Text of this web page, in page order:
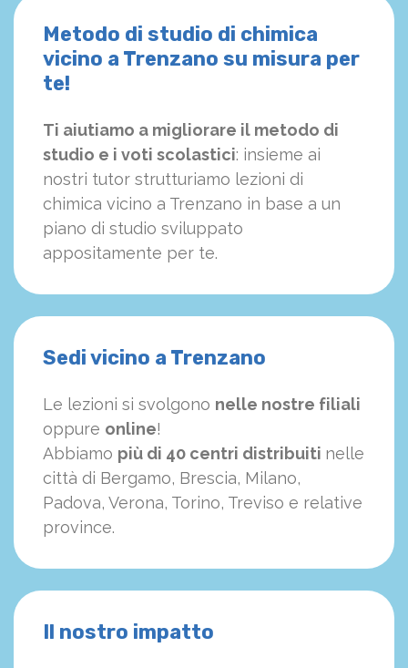
Metodo di studio di chimica
vicino a Trenzano su misura per
te!
Ti aiutiamo a migliorare il metodo di
studio e i voti scolastici: insieme ai
nostri tutor strutturiamo lezioni di
chimica vicino a Trenzano in base a un
piano di studio sviluppato
appositamente per te.
Sedi vicino a Trenzano
Le lezioni si svolgono nelle nostre filiali
oppure online!
Abbiamo più di 40 centri distribuiti nelle
città di Bergamo, Brescia, Milano,
Padova, Verona, Torino, Treviso e relative
province.
Il nostro impatto